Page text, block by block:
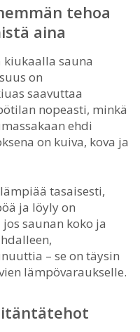
tehoa
aina
sauna
on
saavuttaa
nopeasti, minkä
ehdi
on kuiva, kova ja
lämpiää tasaisesti,
ja löyly on
saunan koko ja
– se on täysin
lämpövaraukselle.